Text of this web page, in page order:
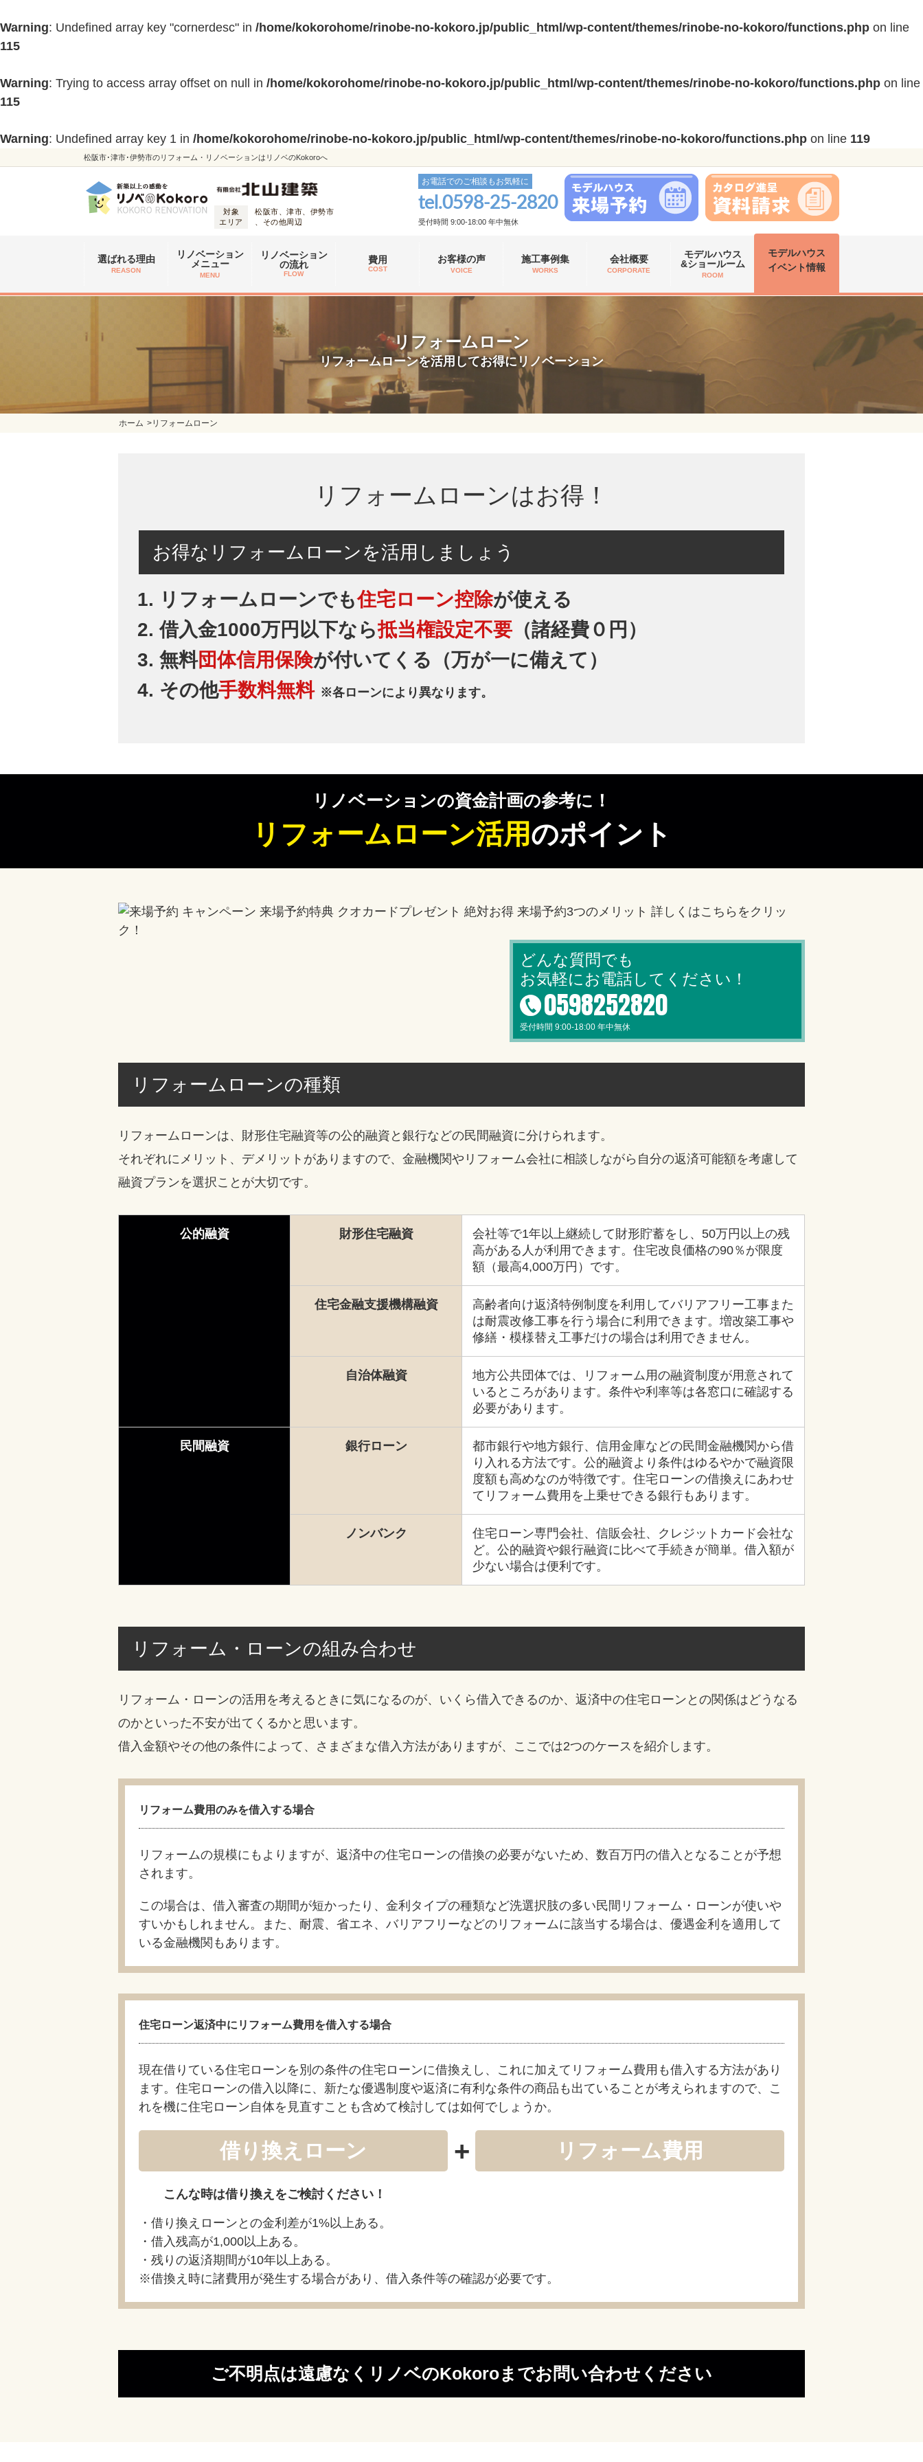
Warning: Undefined array key "cornerdesc" in /home/kokorohome/rinobe-no-kokoro.jp/public_html/wp-content/themes/rinobe-no-kokoro/functions.php on line
115
Warning: Trying to access array offset on null in /home/kokorohome/rinobe-no-kokoro.jp/public_html/wp-content/themes/rinobe-no-kokoro/functions.php on line
115
Warning: Undefined array key 1 in /home/kokorohome/rinobe-no-kokoro.jp/public_html/wp-content/themes/rinobe-no-kokoro/functions.php on line 119
松阪市･津市･伊勢市のリフォーム・リノベーションはリノベのKokoroへ
対象
エリア
松阪市、津市、伊勢市
、その他周辺
お電話でのご相談もお気軽に
tel.0598-25-2820
受付時間 9:00-18:00 年中無休
選ばれる理由
REASON
リノベーション
メニュー
MENU
リノベーション
の流れ
FLOW
費用
COST
お客様の声
VOICE
施工事例集
WORKS
会社概要
CORPORATE
モデルハウス
&ショールーム
ROOM
モデルハウス
イベント情報
リフォームローン
リフォームローンを活用してお得にリノベーション
ホーム >リフォームローン
リフォームローンはお得！
お得なリフォームローンを活用しましょう
リフォームローンでも住宅ローン控除が使える
借入金1000万円以下なら抵当権設定不要 （諸経費０円）
無料団体信用保険が付いてくる（万が一に備えて）
その他手数料無料 ※各ローンにより異なります。
リノベーションの資金計画の参考に！
リフォームローン活用のポイント
どんな質問でも
お気軽にお電話してください！
0598252820
受付時間 9:00-18:00 年中無休
リフォームローンの種類
リフォームローンは、財形住宅融資等の公的融資と銀行などの民間融資に分けられます。
それぞれにメリット、デメリットがありますので、金融機関やリフォーム会社に相談しながら自分の返済可能額を考慮して
融資プランを選択ことが大切です。
公的融資 財形住宅融資
会社等で1年以上継続して財形貯蓄をし、50万円以上の残
高がある人が利用できます。住宅改良価格の90％が限度
額（最高4,000万円）です。
住宅金融支援機構融資
高齢者向け返済特例制度を利用してバリアフリー工事また
は耐震改修工事を行う場合に利用できます。増改築工事や
修繕・模様替え工事だけの場合は利用できません。
自治体融資
地方公共団体では、リフォーム用の融資制度が用意されて
いるところがあります。条件や利率等は各窓口に確認する
必要があります。
民間融資 銀行ローン
都市銀行や地方銀行、信用金庫などの民間金融機関から借
り入れる方法です。公的融資より条件はゆるやかで融資限
度額も高めなのが特徴です。住宅ローンの借換えにあわせ
てリフォーム費用を上乗せできる銀行もあります。
ノンバンク
住宅ローン専門会社、信販会社、クレジットカード会社な
ど。公的融資や銀行融資に比べて手続きが簡単。借入額が
少ない場合は便利です。
リフォーム・ローンの組み合わせ
リフォーム・ローンの活用を考えるときに気になるのが、いくら借入できるのか、返済中の住宅ローンとの関係はどうなる
のかといった不安が出てくるかと思います。
借入金額やその他の条件によって、さまざまな借入方法がありますが、ここでは2つのケースを紹介します。
リフォーム費用のみを借入する場合
リフォームの規模にもよりますが、返済中の住宅ローンの借換の必要がないため、数百万円の借入となることが予想
されます。
この場合は、借入審査の期間が短かったり、金利タイプの種類など洗選択肢の多い民間リフォーム・ローンが使いや
すいかもしれません。また、耐震、省エネ、バリアフリーなどのリフォームに該当する場合は、優遇金利を適用して
いる金融機関もあります。
住宅ローン返済中にリフォーム費用を借入する場合
現在借りている住宅ローンを別の条件の住宅ローンに借換えし、これに加えてリフォーム費用も借入する方法があり
ます。住宅ローンの借入以降に、新たな優遇制度や返済に有利な条件の商品も出ていることが考えられますので、こ
れを機に住宅ローン自体を見直すことも含めて検討しては如何でしょうか。
借り換えローン + リフォーム費用
こんな時は借り換えをご検討ください！
・借り換えローンとの金利差が1%以上ある。
・借入残高が1,000以上ある。
・残りの返済期間が10年以上ある。
※借換え時に諸費用が発生する場合があり、借入条件等の確認が必要です。
ご不明点は遠慮なくリノベのKokoroまでお問い合わせください